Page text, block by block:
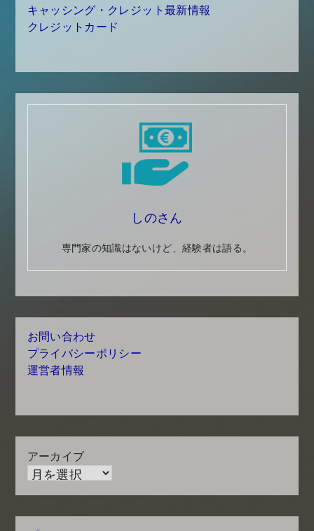
キャッシング・クレジット最新情報
クレジットカード
しのさん
専門家の知識はないけど、経験者は語る。
お問い合わせ
プライバシーポリシー
運営者情報
アーカイブ